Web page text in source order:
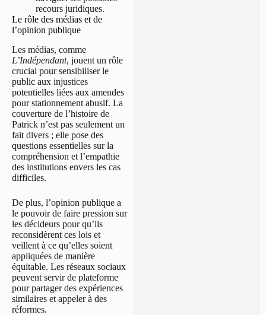
recours juridiques.
Le rôle des médias et de
l’opinion publique
Les médias, comme
L’Indépendant, jouent un rôle
crucial pour sensibiliser le
public aux injustices
potentielles liées aux amendes
pour stationnement abusif. La
couverture de l’histoire de
Patrick n’est pas seulement un
fait divers ; elle pose des
questions essentielles sur la
compréhension et l’empathie
des institutions envers les cas
difficiles.
De plus, l’opinion publique a
le pouvoir de faire pression sur
les décideurs pour qu’ils
reconsidèrent ces lois et
veillent à ce qu’elles soient
appliquées de manière
équitable. Les réseaux sociaux
peuvent servir de plateforme
pour partager des expériences
similaires et appeler à des
réformes.